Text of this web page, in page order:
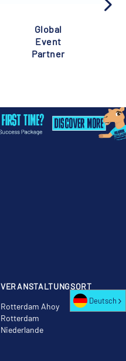
Global
Event
Partner
VERANSTALTUNGSORT
Rotterdam Ahoy
Rotterdam
Niederlande
Deutsch